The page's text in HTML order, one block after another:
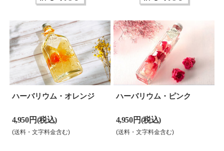
ハーバリウム・オレンジ
4,950 円(税込)
(送料・文字料金含む)
ハーバリウム・ピンク
4,950 円(税込)
(送料・文字料金含む)